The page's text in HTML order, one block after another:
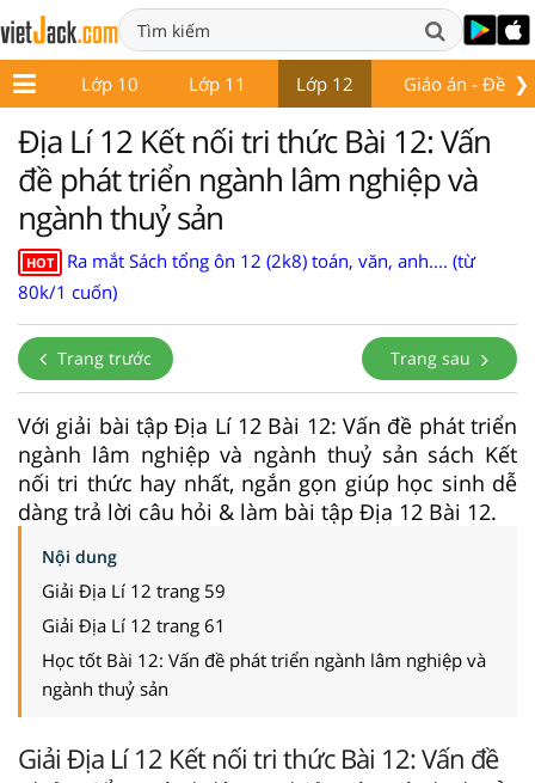
❯
9 Lớp 10 Lớp 11 Lớp 12 Giáo án - Đề thi
Địa Lí 12 Kết nối tri thức Bài 12: Vấn
đề phát triển ngành lâm nghiệp và
ngành thuỷ sản
HOT
Ra mắt Sách tổng ôn 12 (2k8) toán, văn, anh.... (từ
80k/1 cuốn)
Trang trước Trang sau
Với giải bài tập Địa Lí 12 Bài 12: Vấn đề phát triển
ngành lâm nghiệp và ngành thuỷ sản sách Kết
nối tri thức hay nhất, ngắn gọn giúp học sinh dễ
dàng trả lời câu hỏi & làm bài tập Địa 12 Bài 12.
Nội dung
Giải Địa Lí 12 trang 59
Giải Địa Lí 12 trang 61
Học tốt Bài 12: Vấn đề phát triển ngành lâm nghiệp và
ngành thuỷ sản
Giải Địa Lí 12 Kết nối tri thức Bài 12: Vấn đề